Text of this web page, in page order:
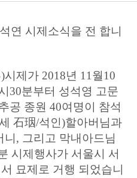
연 시제소식을 전 합니
)시제가 2018년 11 월10
30분부터 성석영 고문
공 종원 40여명이 참석
石珚/석인)할아버님과
니 , 그리고 막내아드님
시제행사가 서울시 서
묘제로 거행 되었습니